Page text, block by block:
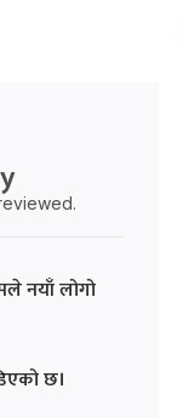
नयाँ लोगो
छ।